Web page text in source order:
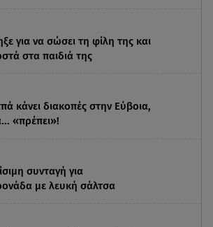
για να σώσει τη φίλη της και
στα παιδιά της
κάνει διακοπές στην Εύβοια,
«πρέπει»!
συνταγή για
με λευκή σάλτσα